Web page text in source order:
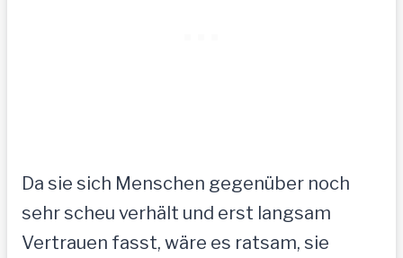
Da sie sich Menschen gegenüber noch
sehr scheu verhält und erst langsam
Vertrauen fasst, wäre es ratsam, sie